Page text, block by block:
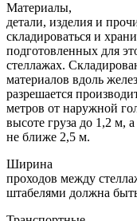
Материалы,
детали, изделия и
складироваться и
подготовленных для
стеллажах.
материалов вдоль
разрешается
метров от наружной
высоте груза до 1,2 м,
не ближе 2,5 м.
Ширина
проходов между
штабелями должна